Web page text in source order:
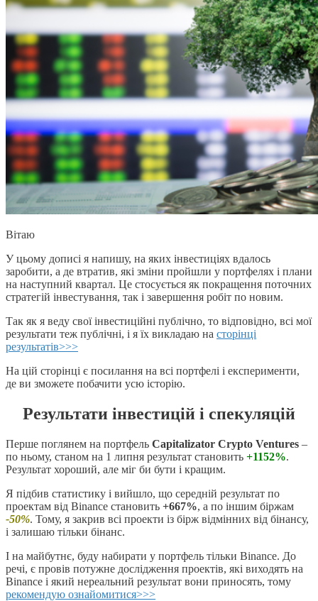
Вітаю
У цьому дописі я напишу, на яких інвестиціях вдалось
заробити, а де втратив, які зміни пройшли у портфелях і плани
на наступний квартал. Це стосується як покращення поточних
стратегій інвестування, так і завершення робіт по новим.
Так як я веду свої інвестиційні публічно, то відповідно, всі мої
результати теж публічні, і я їх викладаю на сторінці
результатів>>>
На цій сторінці є посилання на всі портфелі і експерименти,
де ви зможете побачити усю історію.
Результати інвестицій і спекуляцій
Перше поглянем на портфель Capitalizator Crypto Ventures –
по ньому, станом на 1 липня результат становить +1152%.
Результат хороший, але міг би бути і кращим.
Я підбив статистику і вийшло, що середній результат по
проектам від Binance становить +667%, а по іншим біржам
-50%. Тому, я закрив всі проекти із бірж відмінних від бінансу,
і залишаю тільки бінанс.
І на майбутнє, буду набирати у портфель тільки Binance. До
речі, є провів потужне дослідження проектів, які виходять на
Binance і який нереальний результат вони приносять, тому
рекомендую ознайомитися>>>